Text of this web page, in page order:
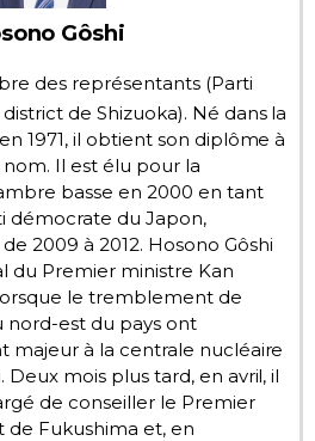
Gôshi
des représentants (Parti
district de Shizuoka). Né dans la
1971, il obtient son diplôme à
Il est élu pour la
basse en 2000 en tant
démocrate du Japon,
2009 à 2012. Hosono Gôshi
du Premier ministre Kan
le tremblement de
est du pays ont
majeur à la centrale nucléaire
Deux mois plus tard, en avril, il
de conseiller le Premier
de Fukushima et, en